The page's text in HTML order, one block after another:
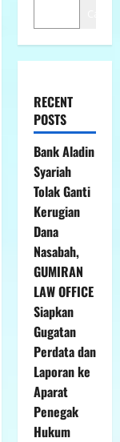
RECENT
POSTS
Bank Aladin
Syariah
Tolak Ganti
Kerugian
Dana
Nasabah,
GUMIRAN
LAW OFFICE
Siapkan
Gugatan
Perdata dan
Laporan ke
Aparat
Penegak
Hukum